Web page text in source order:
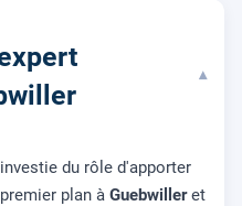
▾
du rôle d'apporter
plan à Guebwilleret